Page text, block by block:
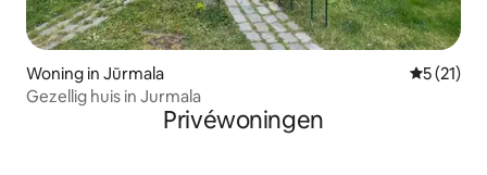
Woning in Jūrmala
5 (21)
Gezellig huis in Jurmala
Privéwoningen